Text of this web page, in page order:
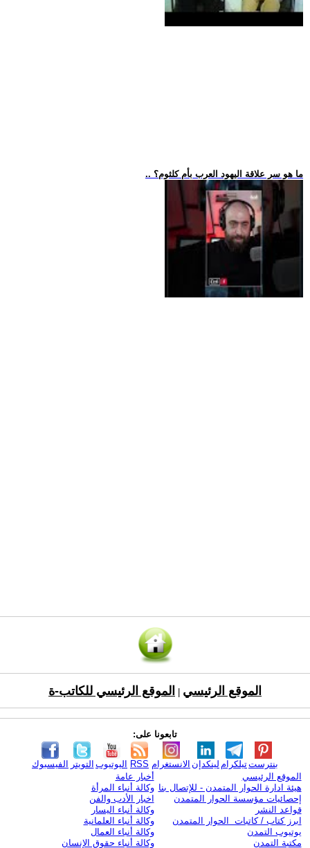
.. ما هو سر علاقة اليهود العرب بأم كلثوم؟
الموقع الرئيسي الموقع الرئيسي للكاتب-ة
تابعونا على:
الفيسبوك التويتر اليوتيوب RSS الانستغرام لينكدإن تيلكرامبنترست
الموقع الرئيسي
هيئة ادارة الحوار المتمدن - للإتصال بنا
إحصائيات مؤسسة الحوار المتمدن
قواعد النشر
ابرز كتاب / كاتبات الحوار المتمدن
يوتيوب التمدن
مكتبة التمدن
أخبار عامة
وكالة أنباء المرأة
اخبار الأدب والفن
وكالة أنباء اليسار
وكالة أنباء العلمانية
وكالة أنباء العمال
وكالة أنباء حقوق الإنسان